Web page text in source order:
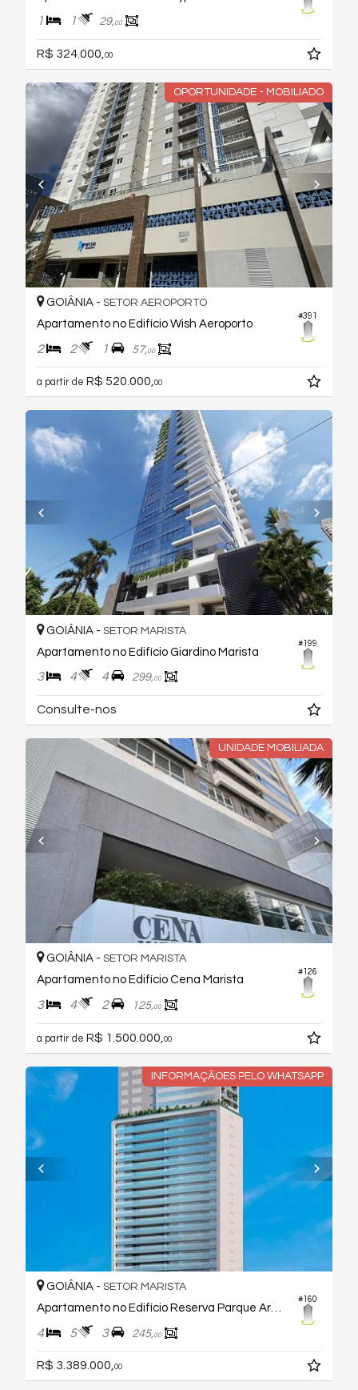
1 1 29,00
R$ 324.000, 00
OPORTUNIDADE - MOBILIADO
#391
GOIÂNIA - SETOR AEROPORTO
Apartamento no Edifício Wish Aeroporto
2 2 1 57,00
a partir de R$ 520.000,00
#199
GOIÂNIA - SETOR MARISTA
Apartamento no Edifício Giardino Marista
3 4 4 299,00
Consulte-nos
UNIDADE MOBILIADA
#126
GOIÂNIA - SETOR MARISTA
Apartamento no Edifício Cena Marista
3 4 2 125,00
a partir de R$ 1.500.000, 00
INFORMAÇÃOES PELO WHATSAPP
#160
GOIÂNIA - SETOR MARISTA
Apartamento no Edifício Reserva Parque Areião
4 5 3 245,00
R$ 3.389.000,00